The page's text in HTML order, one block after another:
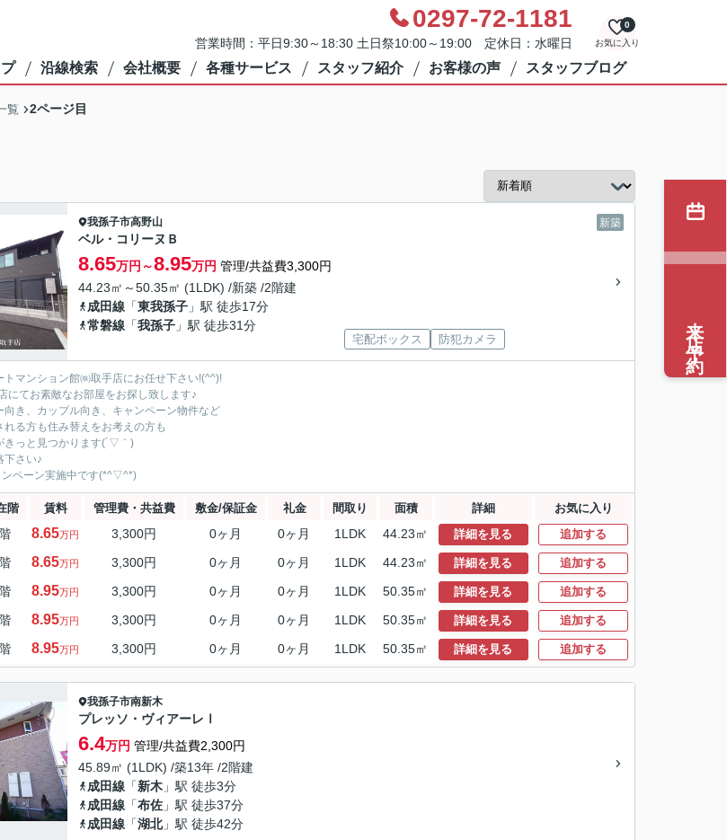
0297-72-1181
営業時間：平日9:30～18:30 土日祭10:00～19:00 定休日：水曜日 お気に入り
0
プ 沿線検索 会社概要 各種サービス スタッフ紹介 お客様の声 スタッフブログ
覧 2ページ目
新築
我孫子市高野山
ベル・コリーヌＢ
8.65万円～8.95万円 管理/共益費3,300円
44.23㎡～50.35㎡ (1LDK) /新築 /2階建
成田線 「東我孫子 」駅 徒歩17分
常磐線 「我孫子 」駅 徒歩31分
宅配ボックス 防犯カメラ
トマンション館㈱取手店にお任せ下さい!(^^)!
にてお素敵なお部屋をお探し致します♪
向き、カップル向き、キャンペーン物件など
る方も住み替えをお考えの方も
きっと見つかります(´▽｀)
下さい♪
ペーン実施中です(*^▽^*)
階 賃料 管理費・共益費 敷金/保証金 礼金 間取り 面積 詳細 お気に入り
8.65万円 3,300円 0ヶ月 0ヶ月 1LDK 44.23㎡ 詳細を見る 追加する
8.65万円 3,300円 0ヶ月 0ヶ月 1LDK 44.23㎡ 詳細を見る 追加する
8.95万円 3,300円 0ヶ月 0ヶ月 1LDK 50.35㎡ 詳細を見る 追加する
8.95万円 3,300円 0ヶ月 0ヶ月 1LDK 50.35㎡ 詳細を見る 追加する
8.95万円 3,300円 0ヶ月 0ヶ月 1LDK 50.35㎡ 詳細を見る 追加する
我孫子市南新木
プレッソ・ヴィアーレⅠ
6.4万円 管理/共益費2,300円
45.89㎡ (1LDK) /築13年 /2階建
成田線 「新木 」駅 徒歩3分
成田線 「布佐 」駅 徒歩37分
成田線 「湖北」駅 徒歩42分
来店予約